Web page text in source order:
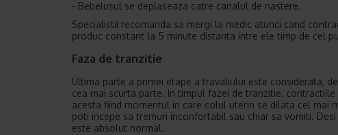
- Bebelusul se deplaseaza catre canalul de nastere.
Specialistii recomanda sa mergi la medic atunci cand
produc constant la 5 minute distanta intre ele timp de cel
Faza de tranzitie
Ultima parte a primei etape a travaliului este considerata,
cea mai scurta parte. In timpul fazei de tranzitie,
acesta fiind momentul in care colul uterin se dilata cel mai
poti incepe sa tremuri inconfortabil sau chiar sa vomiti.
este absolut normal.